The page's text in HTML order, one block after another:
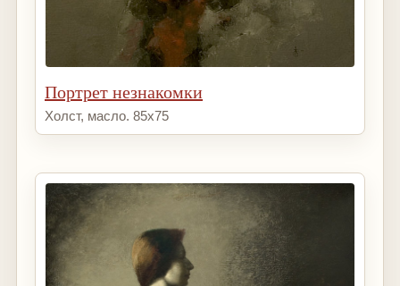
Портрет незнакомки
Холст, масло. 85х75